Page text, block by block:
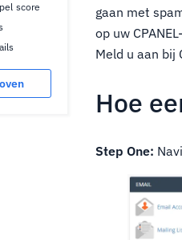
score
gaan met
op uw
Meld u aan bij
Hoe
Step One: